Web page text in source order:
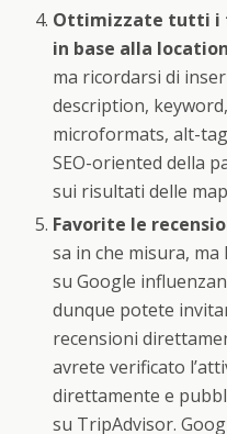
Ottimizzate tutti i
in base alla
ma ricordarsi di
description,
microformats, alt-
SEO-oriented della
sui risultati delle
Favorite le
sa in che misura,
su Google
dunque potete
recensioni
avrete verificato
direttamente e
su TripAdvisor.